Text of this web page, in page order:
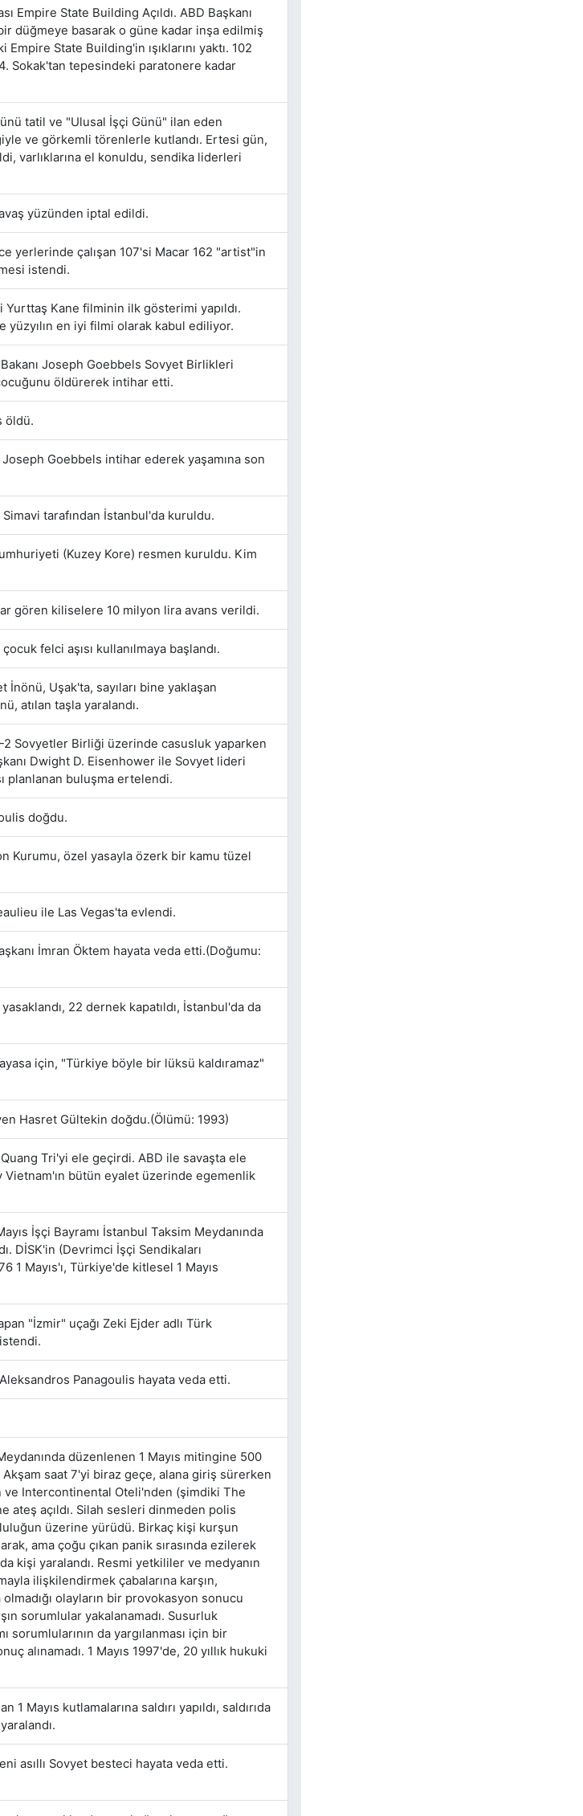
Empire State Building Açıldı. ABD Başkanı
düğmeye basarak o güne kadar inşa edilmiş
State Building'in ışıklarını yaktı. 102
Sokak'tan tepesindeki paratonere kadar
tatil ve "Ulusal İşçi Günü" ilan eden
ve görkemli törenlerle kutlandı. Ertesi gün,
varlıklarına el konuldu, sendika liderleri
yüzünden iptal edildi.
yerlerinde çalışan 107'si Macar 162 "artist"in
istendi.
Kane filminin ilk gösterimi yapıldı.
yüzyılın en iyi filmi olarak kabul ediliyor.
Joseph Goebbels Sovyet Birlikleri
öldürerek intihar etti.
öldü.
Joseph Goebbels intihar ederek yaşamına son
tarafından İstanbul'da kuruldu.
(Kuzey Kore) resmen kuruldu. Kim
gören kiliselere 10 milyon lira avans verildi.
felci aşısı kullanılmaya başlandı.
İnönü, Uşak'ta, sayıları bine yaklaşan
atılan taşla yaralandı.
2 Sovyetler Birliği üzerinde casusluk yaparken
Dwight D. Eisenhower ile Sovyet lideri
planlanan buluşma ertelendi.
doğdu.
Kurumu, özel yasayla özerk bir kamu tüzel
ile Las Vegas'ta evlendi.
İmran Öktem hayata veda etti.(Doğumu:
22 dernek kapatıldı, İstanbul'da da
için, "Türkiye böyle bir lüksü kaldıramaz"
Hasret Gültekin doğdu.(Ölümü: 1993)
Tri'yi ele geçirdi. ABD ile savaşta ele
bütün eyalet üzerinde egemenlik
İşçi Bayramı İstanbul Taksim Meydanında
DİSK'in (Devrimci İşçi Sendikaları
1 Mayıs'ı, Türkiye'de kitlesel 1 Mayıs
"İzmir" uçağı Zeki Ejder adlı Türk
istendi.
Panagoulis hayata veda etti.
düzenlenen 1 Mayıs mitingine 500
Akşam saat 7'yi biraz geçe, alana giriş sürerken
ve Intercontinental Oteli'nden (şimdiki The
ateş açıldı. Silah sesleri dinmeden polis
üzerine yürüdü. Birkaç kişi kurşun
ama çoğu çıkan panik sırasında ezilerek
kişi yaralandı. Resmi yetkililer ve medyanın
ilişkilendirmek çabalarına karşın,
olayların bir provokasyon sonucu
sorumlular yakalanamadı. Susurluk
sorumlularının da yargılanması için bir
alınamadı. 1 Mayıs 1997'de, 20 yıllık hukuki
1 Mayıs kutlamalarına saldırı yapıldı, saldırıda
asıllı Sovyet besteci hayata veda etti.